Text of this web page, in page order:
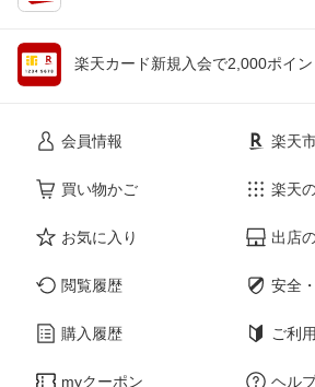
楽天カード新規入会で2,000ポイン
会員情報
買い物かご
お気に入り
閲覧履歴
購入履歴
myクーポン
楽天
楽天
出店
安全
ご利
ヘル